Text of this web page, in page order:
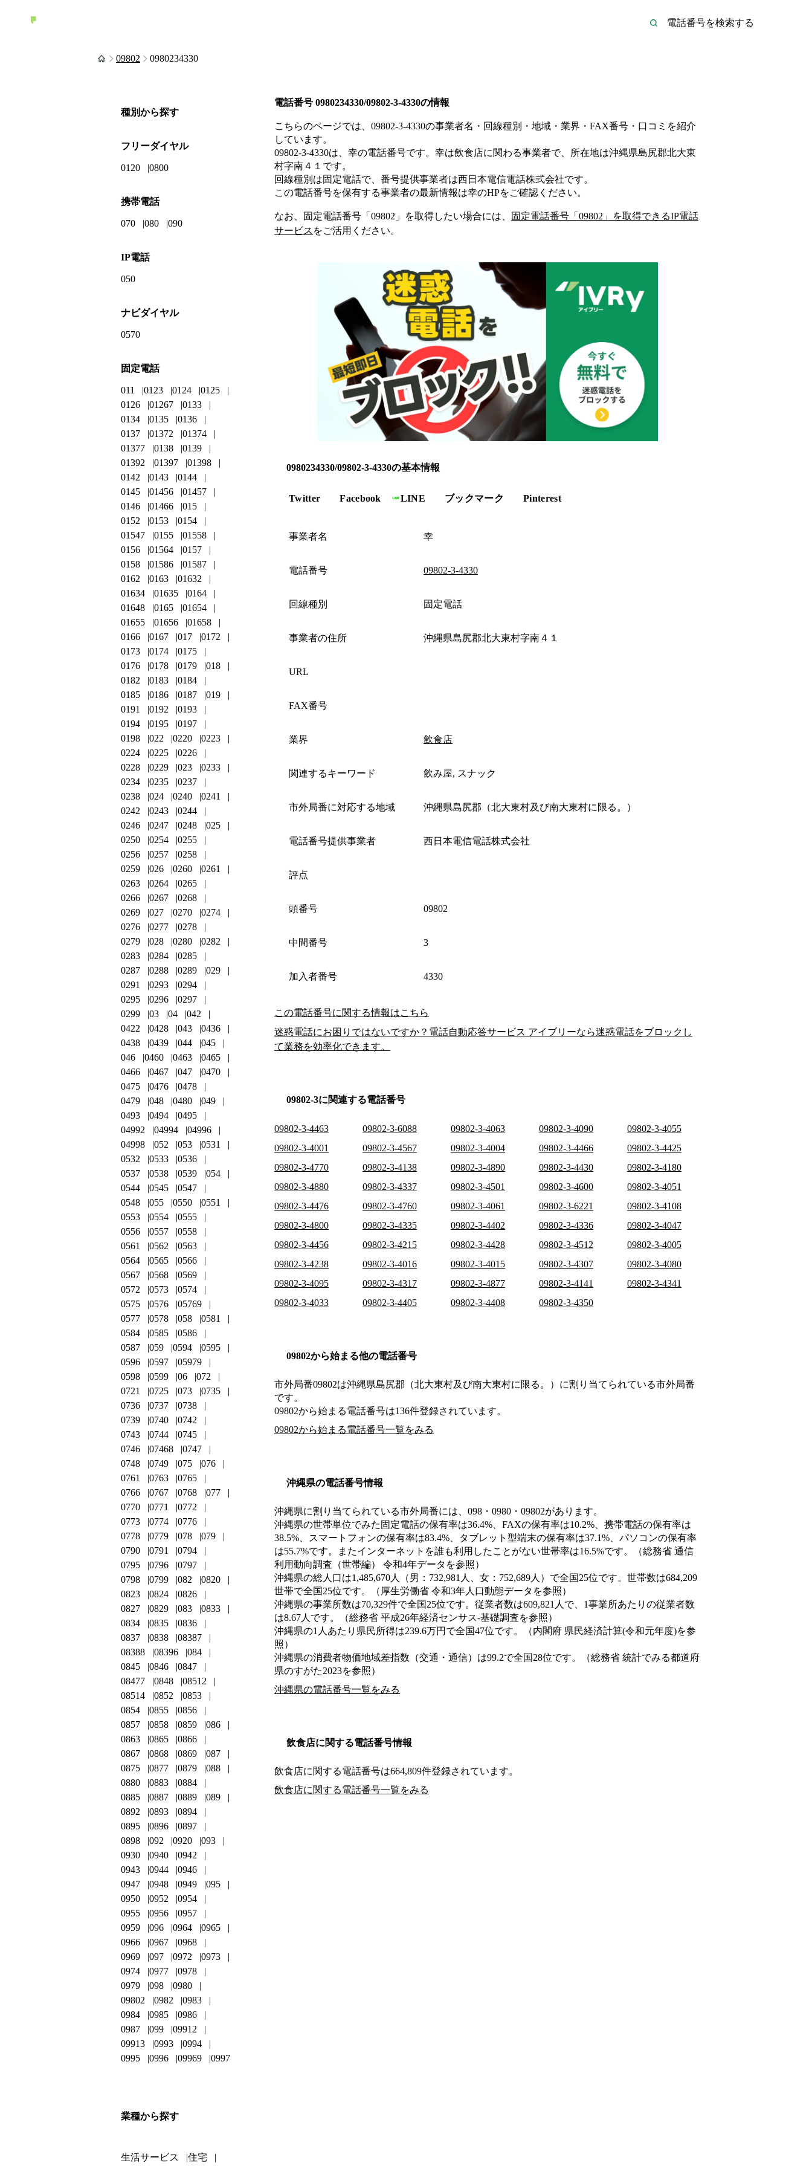
09802 0980234330
電話番号 0980234330/09802-3-4330の情報
こちらのページでは、 09802-3-4330の事業者名・回線種別・地域・業界・FAX番号・口コミを紹介
しています。
09802-3-4330は、 幸の電話番号です。 幸は飲食店に関わる事業者で、所在地は沖縄県島尻郡北大東
村字南４１ です。
回線種別は固定電話で、番号提供事業者は西日本電信電話株式会社です。
この電話番号を保有する事業者の最新情報は幸のHPをご確認ください。
なお、固定電話番号「 09802 」を取得したい場合には、 固定電話番号「 09802 」を取得できるIP電話
サービス をご活用ください。
0980234330/09802-3-4330の基本情報
Twitter Facebook LINE ブックマーク Pinterest
事業者名 幸
電話番号 09802-3-4330
回線種別 固定電話
事業者の住所 沖縄県島尻郡北大東村字南４１
URL
FAX番号
業界 飲食店
関連するキーワード 飲み屋, スナック
市外局番に対応する地域 沖縄県島尻郡（北大東村及び南大東村に限る。）
電話番号提供事業者 西日本電信電話株式会社
評点
頭番号 09802
中間番号 3
加入者番号 4330
この電話番号に関する情報はこちら
迷惑電話にお困りではないですか？電話自動応答サービス アイブリーなら迷惑電話をブロックし
て業務を効率化できます。
09802-3に関連する電話番号
09802-3-4463 09802-3-6088 09802-3-4063 09802-3-4090
09802-3-4055
09802-3-4001
09802-3-4567 09802-3-4004 09802-3-4466
09802-3-4425
09802-3-4770
09802-3-4138 09802-3-4890 09802-3-4430
09802-3-4180
09802-3-4880
09802-3-4337 09802-3-4501 09802-3-4600
09802-3-4051
09802-3-4476
09802-3-4760 09802-3-4061 09802-3-6221
09802-3-4108
09802-3-4800
09802-3-4335 09802-3-4402 09802-3-4336
09802-3-4047
09802-3-4456
09802-3-4215 09802-3-4428 09802-3-4512
09802-3-4005
09802-3-4238
09802-3-4016 09802-3-4015 09802-3-4307
09802-3-4080
09802-3-4095
09802-3-4317 09802-3-4877 09802-3-4141
09802-3-4341
09802-3-4033
09802-3-4405 09802-3-4408 09802-3-4350
09802から始まる他の電話番号
市外局番09802は沖縄県島尻郡（北大東村及び南大東村に限る。） に割り当てられている市外局番
です。
09802から始まる電話番号は136件登録されています。
09802から始まる電話番号一覧をみる
沖縄県の電話番号情報
沖縄県に割り当てられている市外局番には、098・0980・09802があります。
沖縄県の世帯単位でみた固定電話の保有率は36.4%、FAXの保有率は10.2%、携帯電話の保有率は
38.5%、スマートフォンの保有率は83.4%、タブレット型端末の保有率は37.1%、パソコンの保有率
は55.7%です。またインターネットを誰も利用したことがない世帯率は16.5%です。（総務省 通信
利用動向調査（世帯編） 令和4年データを参照）
沖縄県の総人口は1,485,670人（男：732,981人、女：752,689人）で全国25位です。世帯数は684,209
世帯で全国25位です。（厚生労働省 令和3年人口動態データを参照）
沖縄県の事業所数は70,329件で全国25位です。従業者数は609,821人で、1事業所あたりの従業者数
は8.67人です。（総務省 平成26年経済センサス‐基礎調査を参照）
沖縄県の1人あたり県民所得は239.6万円で全国47位です。（内閣府 県民経済計算(令和元年度)を参
照）
沖縄県の消費者物価地域差指数（交通・通信）は99.2で全国28位です。（総務省 統計でみる都道府
県のすがた2023を参照）
沖縄県の電話番号一覧をみる
飲食店に関する電話番号情報
飲食店に関する電話番号は664,809件登録されています。
飲食店に関する電話番号一覧をみる
種別から探す
フリーダイヤル
0120 0800
携帯電話
070 080 090
IP電話
050
ナビダイヤル
0570
固定電話
011 0123 0124
0125
0126
01267
0133
0134
0135
0136
0137
01372
01374
01377
0138
0139
01392
01397
01398
0142
0143
0144
0145
01456
01457
0146
01466
015
0152
0153
0154
01547
0155
01558
0156
01564
0157
0158
01586
01587
0162
0163
01632
01634
01635
0164
01648
0165
01654
01655
01656
01658
0166
0167 017
0172
0173
0174
0175
0176
0178 0179
018
0182
0183
0184
0185
0186 0187
019
0191
0192
0193
0194
0195
0197
0198
022 0220
0223
0224
0225
0226
0228
0229 023
0233
0234
0235
0237
0238
024 0240
0241
0242
0243
0244
0246
0247 0248
025
0250
0254
0255
0256
0257
0258
0259
026 0260
0261
0263
0264
0265
0266
0267
0268
0269
027 0270
0274
0276
0277
0278
0279
028 0280
0282
0283
0284
0285
0287
0288 0289
029
0291
0293
0294
0295
0296
0297
0299
03 04
042
0422
0428 043
0436
0438
0439 044
045
046
0460 0463
0465
0466
0467 047
0470
0475
0476
0478
0479
048 0480
049
0493
0494
0495
04992
04994
04996
04998
052 053
0531
0532
0533
0536
0537
0538 0539
054
0544
0545
0547
0548
055 0550
0551
0553
0554
0555
0556
0557
0558
0561
0562
0563
0564
0565
0566
0567
0568
0569
0572
0573
0574
0575
0576
05769
0577
0578 058
0581
0584
0585
0586
0587
059 0594
0595
0596
0597
05979
0598
0599 06
072
0721
0725 073
0735
0736
0737
0738
0739
0740
0742
0743
0744
0745
0746
07468
0747
0748
0749 075
076
0761
0763
0765
0766
0767 0768
077
0770
0771
0772
0773
0774
0776
0778
0779 078
079
0790
0791
0794
0795
0796
0797
0798
0799 082
0820
0823
0824
0826
0827
0829 083
0833
0834
0835
0836
0837
0838
08387
08388
08396
084
0845
0846
0847
08477
0848
08512
08514
0852
0853
0854
0855
0856
0857
0858 0859
086
0863
0865
0866
0867
0868 0869
087
0875
0877 0879
088
0880
0883
0884
0885
0887 0889
089
0892
0893
0894
0895
0896
0897
0898
092 0920
093
0930
0940
0942
0943
0944
0946
0947
0948 0949
095
0950
0952
0954
0955
0956
0957
0959
096 0964
0965
0966
0967
0968
0969
097 0972
0973
0974
0977
0978
0979
098
0980
09802
0982
0983
0984
0985
0986
0987
099
09912
09913
0993
0994
0995
0996 09969 0997
業種から探す
生活サービス 住宅